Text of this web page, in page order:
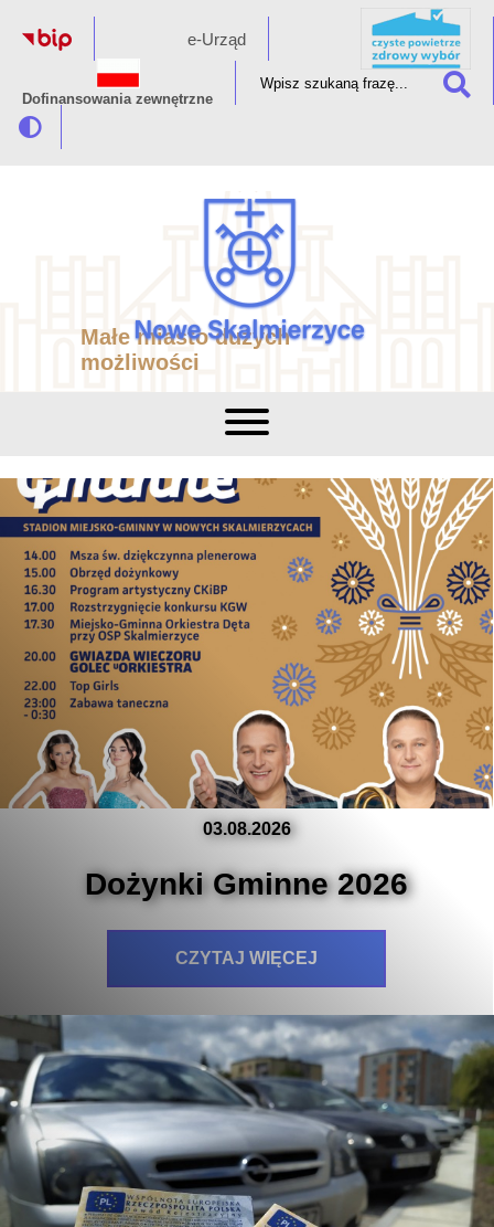
e-Urząd
Dofinansowania zewnętrzne
Małe miasto dużych
możliwości
03.08.2026
Dożynki Gminne 2026
CZYTAJ WIĘCEJ